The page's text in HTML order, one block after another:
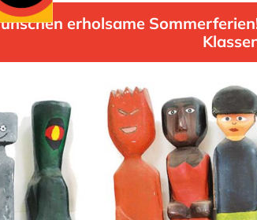
erholsame